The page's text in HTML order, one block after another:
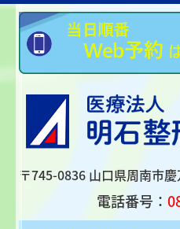
院長紹介
診療方針
診療案内
初診のご案内
〒745-0836 山口県周南市
電話番号：